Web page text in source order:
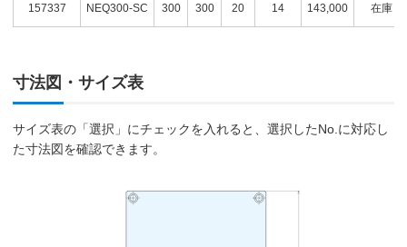
157337 NEQ300-SC 300 300 20 14 143,000 在庫
寸法図・サイズ表
サイズ表の「選択」にチェックを入れると、選択したNo.に対応し
た寸法図を確認できます。